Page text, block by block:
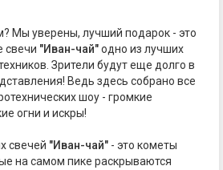
Мы уверены, лучший подарок - это
свечи "Иван-чай"одно из лучших
Зрители будут еще долго в
Ведь здесь собрано все
шоу - громкие
огни и искры!
свечей "Иван-чай" - это кометы
на самом пике раскрываются